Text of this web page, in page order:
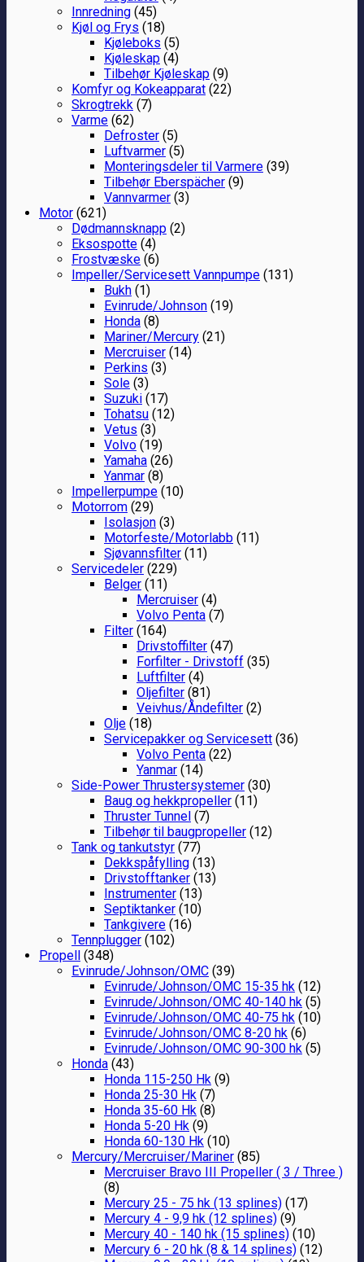
Innredning (45)
Kjøl og Frys (18)
Kjøleboks (5)
Kjøleskap (4)
Tilbehør Kjøleskap (9)
Komfyr og Kokeapparat (22)
Skrogtrekk (7)
Varme (62)
Defroster (5)
Luftvarmer (5)
Monteringsdeler til Varmere (39)
Tilbehør Eberspächer (9)
Vannvarmer (3)
Motor (621)
Dødmannsknapp (2)
Eksospotte (4)
Frostvæske (6)
Impeller/Servicesett Vannpumpe (131)
Bukh (1)
Evinrude/Johnson (19)
Honda (8)
Mariner/Mercury (21)
Mercruiser (14)
Perkins (3)
Sole (3)
Suzuki (17)
Tohatsu (12)
Vetus (3)
Volvo (19)
Yamaha (26)
Yanmar (8)
Impellerpumpe (10)
Motorrom (29)
Isolasjon (3)
Motorfeste/Motorlabb (11)
Sjøvannsfilter (11)
Servicedeler (229)
Belger (11)
Mercruiser (4)
Volvo Penta (7)
Filter (164)
Drivstoffilter (47)
Forfilter - Drivstoff (35)
Luftfilter (4)
Oljefilter (81)
Veivhus/Åndefilter (2)
Olje (18)
Servicepakker og Servicesett (36)
Volvo Penta (22)
Yanmar (14)
Side-Power Thrustersystemer (30)
Baug og hekkpropeller (11)
Thruster Tunnel (7)
Tilbehør til baugpropeller (12)
Tank og tankutstyr (77)
Dekkspåfylling (13)
Drivstofftanker (13)
Instrumenter (13)
Septiktanker (10)
Tankgivere (16)
Tennplugger (102)
Propell (348)
Evinrude/Johnson/OMC (39)
Evinrude/Johnson/OMC 15-35 hk (12)
Evinrude/Johnson/OMC 40-140 hk (5)
Evinrude/Johnson/OMC 40-75 hk (10)
Evinrude/Johnson/OMC 8-20 hk (6)
Evinrude/Johnson/OMC 90-300 hk (5)
Honda (43)
Honda 115-250 Hk (9)
Honda 25-30 Hk (7)
Honda 35-60 Hk (8)
Honda 5-20 Hk (9)
Honda 60-130 Hk (10)
Mercury/Mercruiser/Mariner (85)
Mercruiser Bravo III Propeller ( 3 / Three )
(8)
Mercury 25 - 75 hk (13 splines) (17)
Mercury 4 - 9,9 hk (12 splines) (9)
Mercury 40 - 140 hk (15 splines) (10)
Mercury 6 - 20 hk (8 & 14 splines) (12)